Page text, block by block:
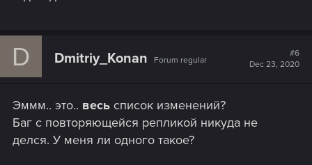
D Dmitriy_Konan Forum regular
#6
Dec 23, 2020
Эммм.. это.. весь список изменений?
Баг с повторяющейся репликой никуда не
делся. У меня ли одного такое?